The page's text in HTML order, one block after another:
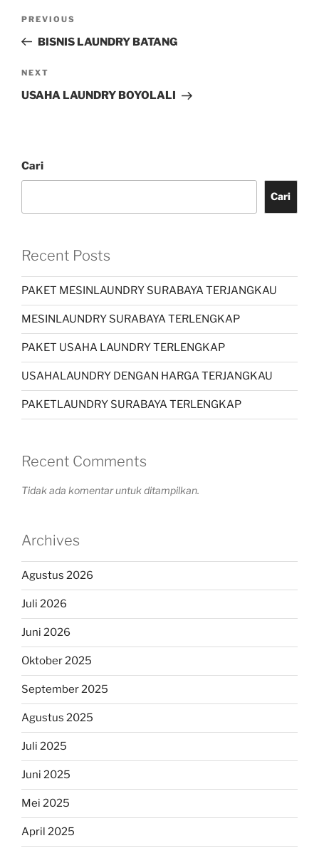
PREVIOUS
BISNIS LAUNDRY BATANG
NEXT
USAHA LAUNDRY BOYOLALI
Cari
Cari
Recent Posts
PAKET MESINLAUNDRY SURABAYA TERJANGKAU
MESINLAUNDRY SURABAYA TERLENGKAP
PAKET USAHA LAUNDRY TERLENGKAP
USAHALAUNDRY DENGAN HARGA TERJANGKAU
PAKETLAUNDRY SURABAYA TERLENGKAP
Recent Comments
Tidak ada komentar untuk ditampilkan.
Archives
Agustus 2026
Juli 2026
Juni 2026
Oktober 2025
September 2025
Agustus 2025
Juli 2025
Juni 2025
Mei 2025
April 2025